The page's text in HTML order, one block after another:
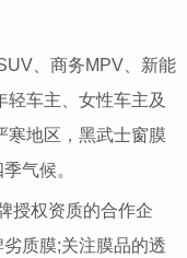
、商务MPV、新能
轻车主、女性车主及
寒地区，黑武士窗膜
气候。
权资质的合作企
质膜;关注膜品的透